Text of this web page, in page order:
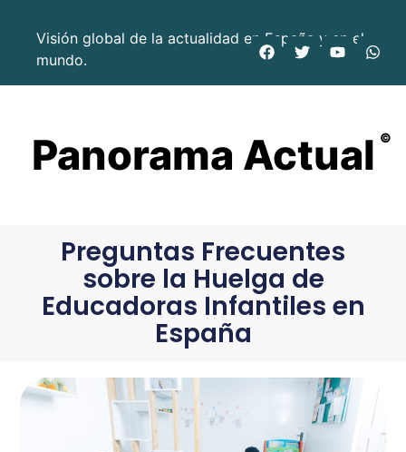
Visión global de la actualidad en España y en el
mundo.
Panorama Actual ©
Preguntas Frecuentes
sobre la Huelga de
Educadoras Infantiles en
España